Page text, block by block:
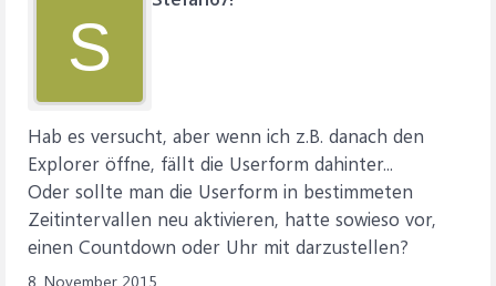
S
Hab es versucht, aber wenn ich z.B. danach den
Explorer öffne, fällt die Userform dahinter...
Oder sollte man die Userform in bestimmeten
Zeitintervallen neu aktivieren, hatte sowieso vor,
einen Countdown oder Uhr mit darzustellen?
8. November 2015